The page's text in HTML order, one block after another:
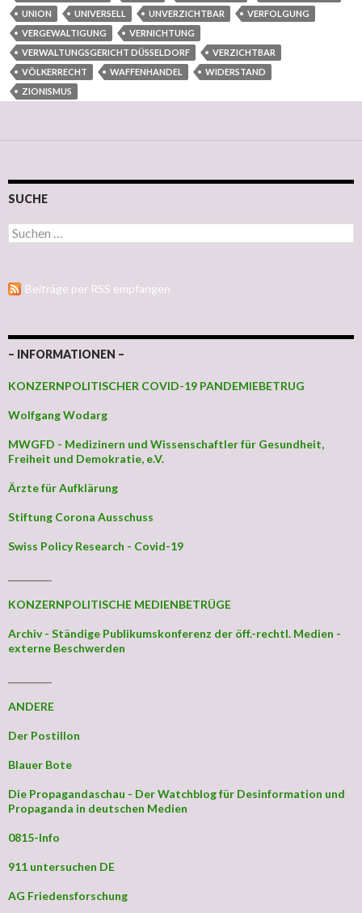
UNION
UNIVERSELL UNVERZICHTBAR
VERFOLGUNG
VERGEWALTIGUNG
VERNICHTUNG
VERWALTUNGSGERICHT DÜSSELDORF
VERZICHTBAR
VÖLKERRECHT
WAFFENHANDEL
WIDERSTAND
ZIONISMUS
SUCHE
Suchen nach:
Beiträge per RSS empfangen
– INFORMATIONEN –
KONZERNPOLITISCHER COVID-19 PANDEMIEBETRUG
Wolfgang Wodarg
MWGFD - Medizinern und Wissenschaftler für Gesundheit,
Freiheit und Demokratie, e.V.
Ärzte für Aufklärung
Stiftung Corona Ausschuss
Swiss Policy Research - Covid-19
KONZERNPOLITISCHE MEDIENBETRÜGE
Archiv - Ständige Publikumskonferenz der öff.-rechtl. Medien -
externe Beschwerden
ANDERE
Der Postillon
Blauer Bote
Die Propagandaschau - Der Watchblog für Desinformation und
Propaganda in deutschen Medien
0815-Info
911 untersuchen DE
AG Friedensforschung